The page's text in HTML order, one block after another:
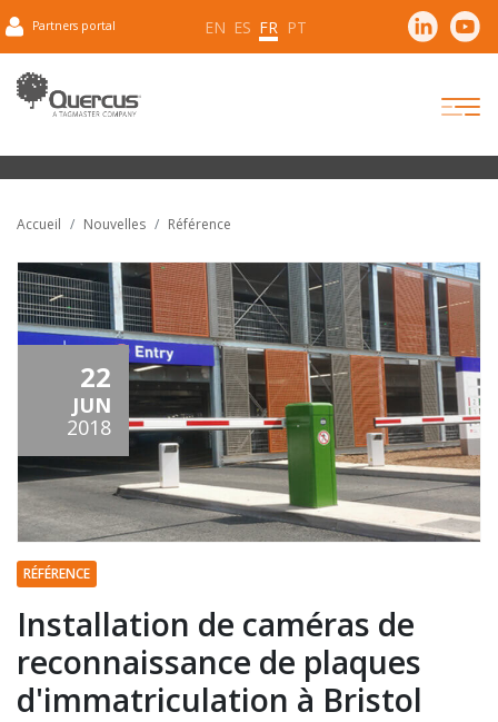
Partners portal EN ES FR PT
Accueil Nouvelles Référence
22
JUN
2018
RÉFÉRENCE
Installation de caméras de
reconnaissance de plaques
d'immatriculation à Bristol